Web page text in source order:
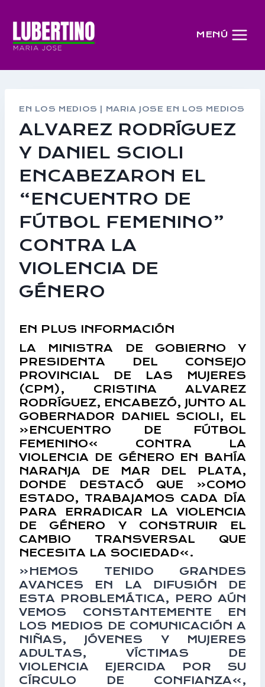
contenido
MENÚ
EN LOS MEDIOS MARIA JOSE EN LOS MEDIOS
ALVAREZ RODRÍGUEZ
Y DANIEL SCIOLI
ENCABEZARON EL
“ENCUENTRO DE
FÚTBOL FEMENINO”
CONTRA LA
VIOLENCIA DE
GÉNERO
EN PLUS INFORMACIÓN
LA MINISTRA DE GOBIERNO Y
PRESIDENTA DEL CONSEJO
PROVINCIAL DE LAS MUJERES
(CPM), CRISTINA ALVAREZ
RODRÍGUEZ, ENCABEZÓ, JUNTO AL
GOBERNADOR DANIEL SCIOLI, EL
«ENCUENTRO DE FÚTBOL
FEMENINO» CONTRA LA
VIOLENCIA DE GÉNERO EN BAHÍA
NARANJA DE MAR DEL PLATA,
DONDE DESTACÓ QUE «COMO
ESTADO, TRABAJAMOS CADA DÍA
PARA ERRADICAR LA VIOLENCIA
DE GÉNERO Y CONSTRUIR EL
CAMBIO TRANSVERSAL QUE
NECESITA LA SOCIEDAD».
«HEMOS TENIDO GRANDES
AVANCES EN LA DIFUSIÓN DE
ESTA PROBLEMÁTICA, PERO AÚN
VEMOS CONSTANTEMENTE EN
LOS MEDIOS DE COMUNICACIÓN A
NIÑAS, JÓVENES Y MUJERES
ADULTAS, VÍCTIMAS DE
VIOLENCIA EJERCIDA POR SU
CÍRCULO DE CONFIANZA»,